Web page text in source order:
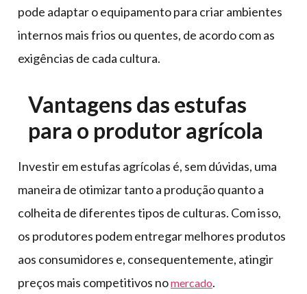
pode adaptar o equipamento para criar ambientes
internos mais frios ou quentes, de acordo com as
exigências de cada cultura.
Vantagens das estufas
para o produtor agrícola
Investir em estufas agrícolas é, sem dúvidas, uma
maneira de otimizar tanto a produção quanto a
colheita de diferentes tipos de culturas. Com isso,
os produtores podem entregar melhores produtos
aos consumidores e, consequentemente, atingir
preços mais competitivos nomercado.